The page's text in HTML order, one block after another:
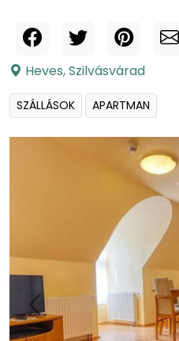
Heves,Szilvásvárad
SZÁLLÁSOK APARTMAN